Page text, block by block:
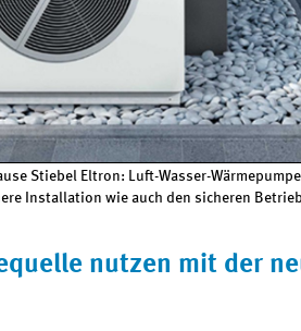
Stiebel Eltron: Luft-Wasser-
Installation wie auch den sicheren
nutzen mit der